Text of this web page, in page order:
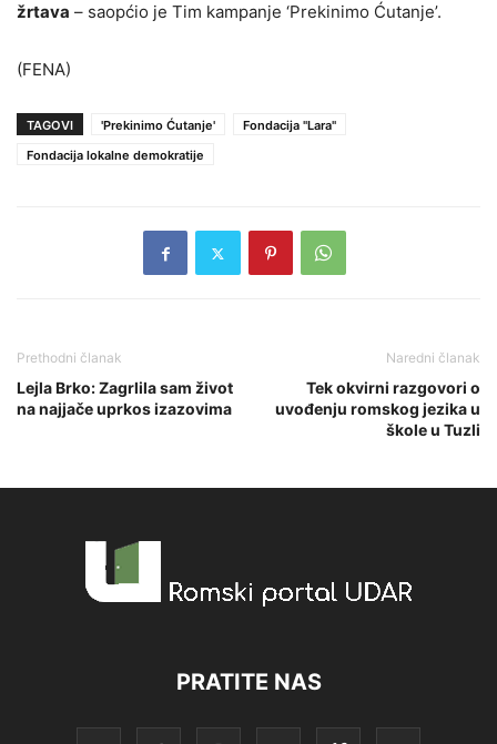
žrtava – saopćio je Tim kampanje ‘Prekinimo Ćutanje’.
(FENA)
TAGOVI 'Prekinimo Ćutanje'
Fondacija "Lara"
Fondacija lokalne demokratije
Prethodni članak
Lejla Brko: Zagrlila sam život
na najjače uprkos izazovima
Naredni članak
Tek okvirni razgovori o
uvođenju romskog jezika u
škole u Tuzli
PRATITE NAS